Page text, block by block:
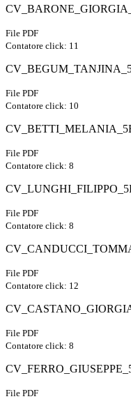
File PDF
Contatore click: 11
File PDF
Contatore click: 10
File PDF
Contatore click: 8
File PDF
Contatore click: 8
File PDF
Contatore click: 12
File PDF
Contatore click: 8
File PDF